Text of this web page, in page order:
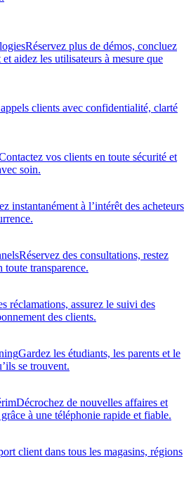
Réservez plus de démos, concluez
aidez les utilisateurs à mesure que
clients avec confidentialité, clarté
vos clients en toute sécurité et
soin.
instantanément à l’intérêt des acheteurs
Réservez des consultations, restez
toute transparence.
réclamations, assurez le suivi des
des clients.
Gardez les étudiants, les parents et le
se trouvent.
Décrochez de nouvelles affaires et
à une téléphonie rapide et fiable.
client dans tous les magasins, régions